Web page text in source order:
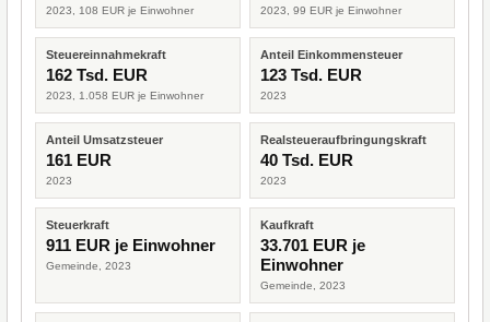
2023, 108 EUR je Einwohner 2023, 99 EUR je Einwohner
Steuereinnahmekraft
162 Tsd. EUR
2023, 1.058 EUR je Einwohner
Anteil Einkommensteuer
123 Tsd. EUR
2023
Anteil Umsatzsteuer
161 EUR
2023
Realsteueraufbringungskraft
40 Tsd. EUR
2023
Steuerkraft
911 EUR je Einwohner
Gemeinde, 2023
Kaufkraft
33.701 EUR je
Einwohner
Gemeinde, 2023